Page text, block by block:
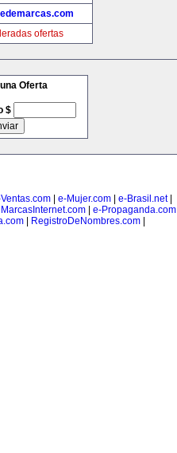
ofertas
Oferta
$
| e-Mujer.com| e-Brasil.net|
MarcasInternet.com e-Propaganda.com
RegistroDeNombres.com